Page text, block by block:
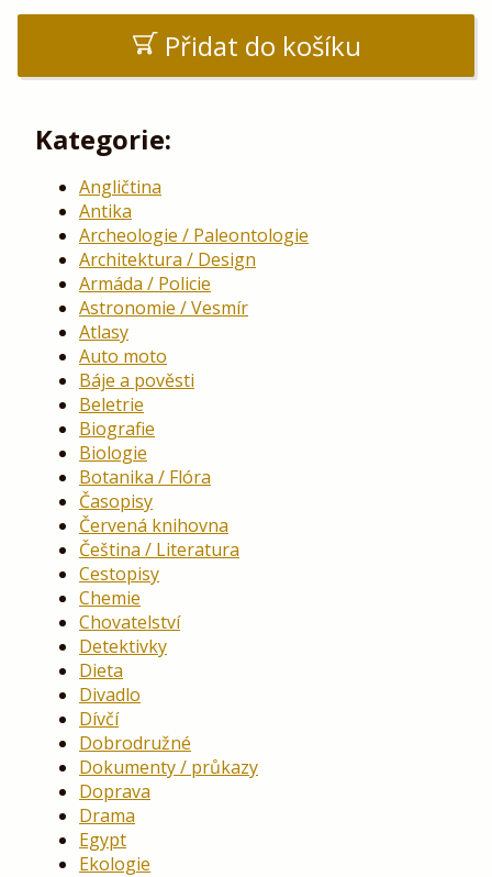
Přidat do košíku
Kategorie:
Angličtina
Antika
Archeologie / Paleontologie
Architektura / Design
Armáda / Policie
Astronomie / Vesmír
Atlasy
Auto moto
Báje a pověsti
Beletrie
Biografie
Biologie
Botanika / Flóra
Časopisy
Červená knihovna
Čeština / Literatura
Cestopisy
Chemie
Chovatelství
Detektivky
Dieta
Divadlo
Dívčí
Dobrodružné
Dokumenty / průkazy
Doprava
Drama
Egypt
Ekologie